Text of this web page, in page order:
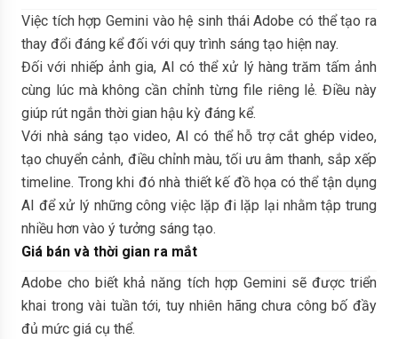
Việc tích hợp Gemini vào hệ sinh thái Adobe có thể tạo ra
thay đổi đáng kể đối với quy trình sáng tạo hiện nay.
Đối với nhiếp ảnh gia, AI có thể xử lý hàng trăm tấm ảnh
cùng lúc mà không cần chỉnh từng file riêng lẻ. Điều này
giúp rút ngắn thời gian hậu kỳ đáng kể.
Với nhà sáng tạo video, AI có thể hỗ trợ cắt ghép video,
tạo chuyển cảnh, điều chỉnh màu, tối ưu âm thanh, sắp xếp
timeline. Trong khi đó nhà thiết kế đồ họa có thể tận dụng
AI để xử lý những công việc lặp đi lặp lại nhằm tập trung
nhiều hơn vào ý tưởng sáng tạo.
Giá bán và thời gian ra mắt
Adobe cho biết khả năng tích hợp Gemini sẽ được triển
khai trong vài tuần tới, tuy nhiên hãng chưa công bố đầy
đủ mức giá cụ thể.